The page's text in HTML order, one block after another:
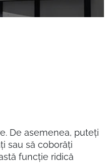
De asemenea, puteți
sau să coborâți
funcție ridică